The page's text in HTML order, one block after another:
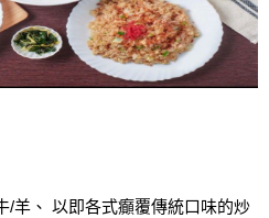
/羊、 以即各式癲覆傳統口味的炒